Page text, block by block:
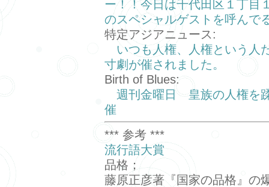
ー！！今日は千代田区１丁目
のスペシャルゲストを呼んで
特定アジアニュース:
いつも人権、人権という人
寸劇が催されました。
Birth of Blues:
週刊金曜日 皇族の人権を
催
*** 参考 ***
流行語大賞
品格；
藤原正彦著『国家の品格』の